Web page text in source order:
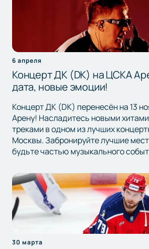
6 апреля
Концерт ДК (DK) на ЦСКА
дата, новые эмоции!
Концерт ДК (DK) перенесён на 13
Арену! Насладитесь новыми
треками в одном из лучших
Москвы. Забронируйте лучшие
будьте частью музыкального
30 марта